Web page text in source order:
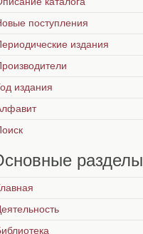
поступления
издания
издания
разделы